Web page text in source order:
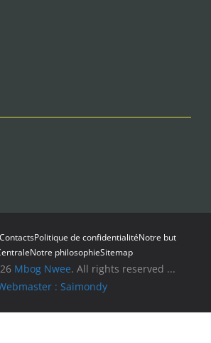
Politique de confidentialitéNotre but
Notre philosophieSitemap
Mbog Nwee. All rights reserved ...
: Saimondy